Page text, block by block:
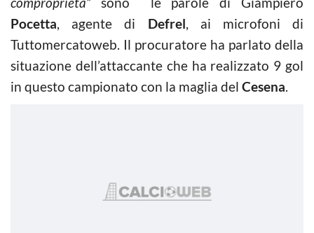
Pocetta, agente di Defrel, ai microfoni di
Tuttomercatoweb. Il procuratore ha parlato della
situazione dell’attaccante che ha realizzato 9 gol
in questo campionato con la maglia del Cesena.